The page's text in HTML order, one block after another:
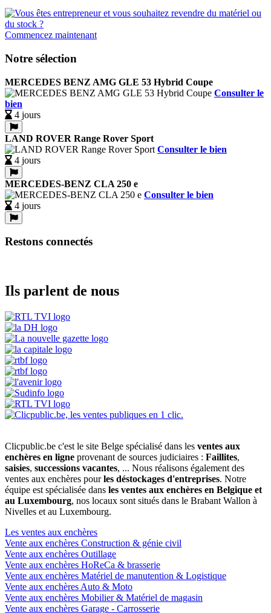
Commencez maintenant
Notre sélection
MERCEDES BENZ AMG GLE 53 Hybrid Coupe
Consulter le
bien
4 jours
LAND ROVER Range Rover Sport
Consulter le bien
4 jours
MERCEDES-BENZ CLA 250 e
Consulter le bien
4 jours
Restons connectés
Ils parlent de nous
Clicpublic.be c'est le site Belge spécialisé dans les ventes aux
enchères en ligne provenant de sources judiciaires : Faillites,
saisies, successions vacantes, ... Nous réalisons également des
ventes aux enchères pourles déstockages d'entreprises. Notre
équipe est spécialisée dans les ventes aux enchères en Belgique et
au Luxembourg, nos locaux sont situés dans le Brabant Wallon à
Nivelles et au Luxembourg.
Les ventes aux enchères
Vente aux enchères Construction & génie civil
Vente aux enchères Outillage
Vente aux enchères HoReCa & brasserie
Vente aux enchères Matériel de manutention & Logistique
Vente aux enchères Auto & Moto
Vente aux enchères Mobilier & Matériel de magasin
Vente aux enchères Garage - Carrosserie